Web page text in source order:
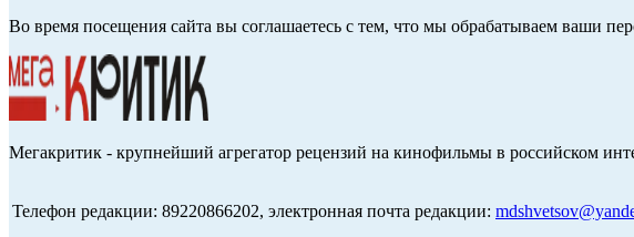
Во время посещения сайта вы соглашаетесь с тем, что мы обрабатываем ваши
Мегакритик - крупнейший агрегатор рецензий на кинофильмы в российском
Телефон редакции: 89220866202, электронная почта редакции: